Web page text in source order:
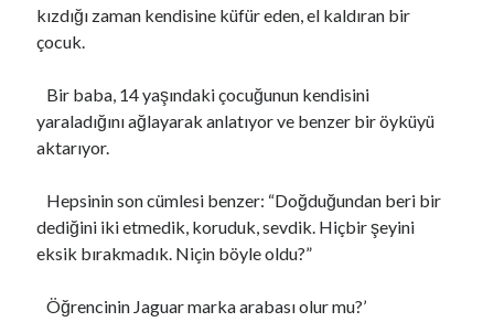
kızdığı zaman kendisine küfür eden, el kaldıran bir
çocuk.
Bir baba, 14 yaşındaki çocuğunun kendisini
yaraladığını ağlayarak anlatıyor ve benzer bir öyküyü
aktarıyor.
Hepsinin son cümlesi benzer: “Doğduğundan beri bir
dediğini iki etmedik, koruduk, sevdik. Hiçbir şeyini
eksik bırakmadık. Niçin böyle oldu?”
Öğrencinin Jaguar marka arabası olur mu?’